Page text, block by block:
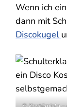
Wenn ich
dann mit
Discokugel